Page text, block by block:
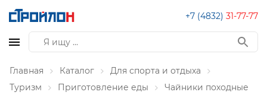
+7 (4832) 31-77-77
Главная Каталог
Для спорта и отдыха
Туризм
Приготовление еды Чайники походные